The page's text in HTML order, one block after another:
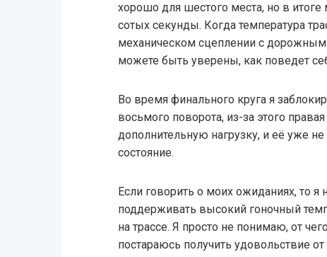
хорошо для шестого места, но в
сотых секунды. Когда температура
механическом сцеплении с дорожным
можете быть уверены, как поведет
Во время финального круга я
восьмого поворота, из-за этого
дополнительную нагрузку, и её уже
состояние.
Если говорить о моих ожиданиях, то я
поддерживать высокий гоночный
на трассе. Я просто не понимаю, от
постараюсь получить удовольствие